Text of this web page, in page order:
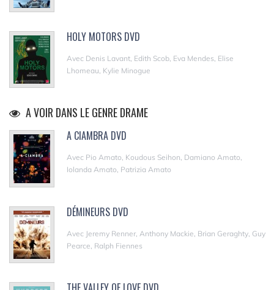
HOLY MOTORS DVD
Avec Denis Lavant, Edith Scob, Eva Mendes, Elise
Lhomeau, Kylie Minogue
A VOIR DANS LE GENRE DRAME
A CIAMBRA DVD
Avec Pio Amato, Koudous Seihon, Damiano Amato,
Iolanda Amato, Patrizia Amato
DÉMINEURS DVD
Avec Jeremy Renner, Anthony Mackie, Brian Geraghty, Guy
Pearce, Ralph Fiennes